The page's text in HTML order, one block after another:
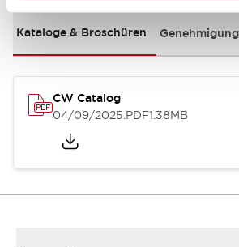
Kataloge & Broschüren
CW Catalog
04/09/2025.PDF1.38MB